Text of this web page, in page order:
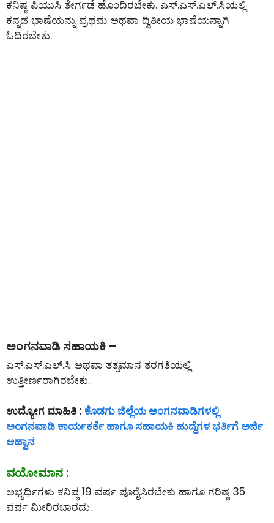
ಕನಿಷ್ಠ ಪಿಯುಸಿ ತೇರ್ಗಡೆ ಹೊಂದಿರಬೇಕು. ಎಸ್.ಎಸ್.ಎಲ್.ಸಿಯಲ್ಲಿ
ಕನ್ನಡ ಭಾಷೆಯನ್ನು ಪ್ರಥಮ ಅಥವಾ ದ್ವಿತೀಯ ಭಾಷೆಯನ್ನಾಗಿ
ಓದಿರಬೇಕು.
ಅಂಗನವಾಡಿ ಸಹಾಯಕಿ –
ಎಸ್.ಎಸ್.ಎಲ್.ಸಿ ಅಥವಾ ತತ್ಸಮಾನ ತರಗತಿಯಲ್ಲಿ
ಉತ್ತೀರ್ಣರಾಗಿರಬೇಕು.
ಉದ್ಯೋಗ ಮಾಹಿತಿ : ಕೊಡಗು ಜಿಲ್ಲೆಯ ಅಂಗನವಾಡಿಗಳಲ್ಲಿ
ಅಂಗನವಾಡಿ ಕಾರ್ಯಕರ್ತೆ ಹಾಗೂ ಸಹಾಯಕಿ ಹುದ್ದೆಗಳ ಭರ್ತಿಗೆ ಅರ್ಜಿ
ಆಹ್ವಾನ
ವಯೋಮಾನ :
ಅಭ್ಯರ್ಥಿಗಳು ಕನಿಷ್ಠ 19 ವರ್ಷ ಪೂರೈಸಿರಬೇಕು ಹಾಗೂ ಗರಿಷ್ಠ 35
ವರ್ಷ ಮೀರಿರಬಾರದು.